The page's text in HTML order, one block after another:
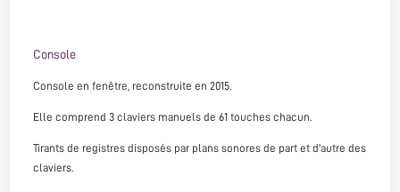
Console
Console en fenêtre, reconstruite en 2015.
Elle comprend 3 claviers manuels de 61 touches chacun.
Tirants de registres disposés par plans sonores de part et d'autre des
claviers.